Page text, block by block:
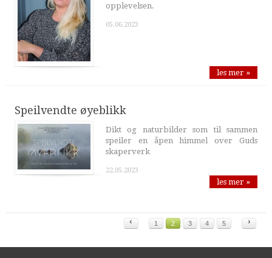
opplevelsen.
05.06.2023
les mer »
Speilvendte øyeblikk
Dikt og naturbilder som til sammen
speiler en åpen himmel over Guds
skaperverk
22.05.2023
les mer »
‹ 1 2 3 4 5 ›